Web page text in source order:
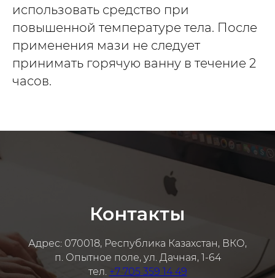
использовать средство при
повышенной температуре тела. После
применения мази не следует
принимать горячую ванну в течение 2
часов.
Контакты
Адрес: 070018, Республика Казахстан, ВКО,
п. Опытное поле, ул. Дачная, 1-64
тел. +7 705 359 14 49